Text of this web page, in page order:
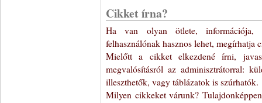
Cikket írna?
Ha van olyan ötlete,
felhasználónak hasznos lehet, megírhatja
Mielőtt a cikket elkezdené írni,
megvalósításról az adminisztrátorral:
illeszthetők, vagy táblázatok is szúrhatók.
Milyen cikkeket várunk?